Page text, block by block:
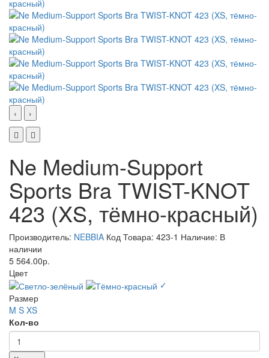
‹ ›
Ne Medium-Support
Sports Bra TWIST-KNOT
423 (XS, тёмно-красный)
Производитель: NEBBIA Код Товара: 423-1 Наличие: В
наличии
5 564.00р.
Цвет
✓
Размер
M S XS
Кол-во